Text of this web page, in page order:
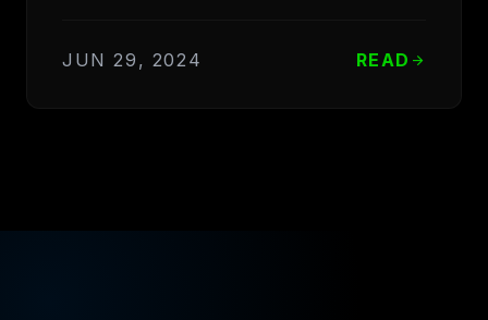
JUN 29, 2024 READ arrow_forward